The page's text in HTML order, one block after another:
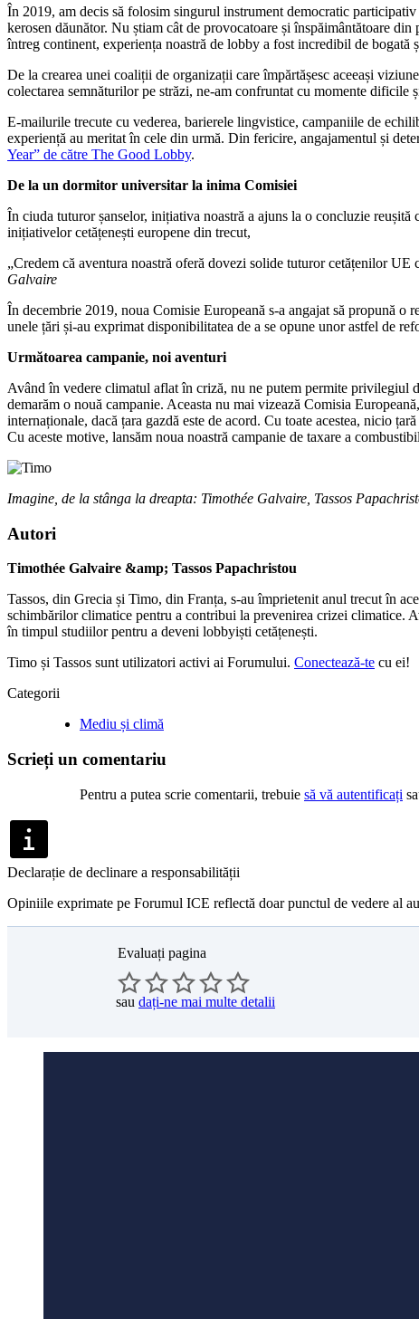
În 2019, am decis să folosim singurul instrument democratic
kerosen dăunător. Nu știam cât de provocatoare și înspăimântătoare
întreg continent, experiența noastră de lobby a fost incredibil de bogată
De la crearea unei coaliții de organizații care împărtășesc aceeași
colectarea semnăturilor pe străzi, ne-am confruntat cu momente dificile
E-mailurile trecute cu vederea, barierele lingvistice, campaniile de
experiență au meritat în cele din urmă. Din fericire, angajamentul și
Year” de către The Good Lobby.
De la un dormitor universitar la inima Comisiei
În ciuda tuturor șanselor, inițiativa noastră a ajuns la o concluzie
inițiativelor cetățenești europene din trecut,
„Credem că aventura noastră oferă dovezi solide tuturor cetățenilor
Galvaire
În decembrie 2019, noua Comisie Europeană s-a angajat să propună
unele țări și-au exprimat disponibilitatea de a se opune unor astfel de
Următoarea campanie, noi aventuri
Având în vedere climatul aflat în criză, nu ne putem permite privilegiul
demarăm o nouă campanie. Aceasta nu mai vizează Comisia
internaționale, dacă țara gazdă este de acord. Cu toate acestea, nicio
Cu aceste motive, lansăm noua noastră campanie de taxare a
Imagine, de la stânga la dreapta: Timothée Galvaire, Tassos
Autori
Timothée Galvaire &amp; Tassos Papachristou
Tassos, din Grecia și Timo, din Franța, s-au împrietenit anul trecut în
schimbărilor climatice pentru a contribui la prevenirea crizei climatice.
în timpul studiilor pentru a deveni lobbyiști cetățenești.
Timo și Tassos sunt utilizatori activi ai Forumului. Conectează-te cu ei!
Categorii
Mediu și climă
Scrieți un comentariu
Pentru a putea scrie comentarii, trebuie să vă autentificați
Declarație de declinare a responsabilității
Opiniile exprimate pe Forumul ICE reflectă doar punctul de vedere al
Evaluați pagina
sau dați-ne mai multe detalii